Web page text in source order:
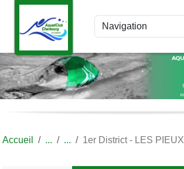
Accueil 1er District - LES PIEUX
Panneau de gestion des cookies